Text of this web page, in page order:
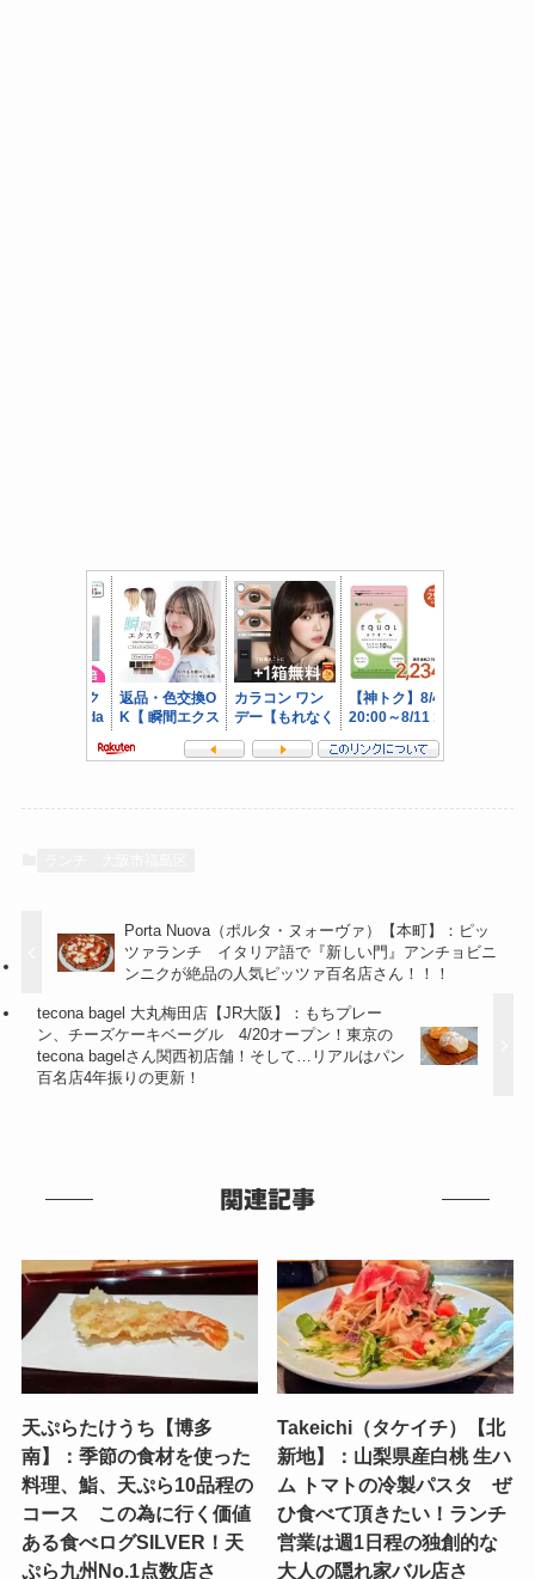
Porta Nuova（ポルタ・ヌォーヴァ）【本町】：ピッ
ツァランチ イタリア語で『新しい門』アンチョビニ
ンニクが絶品の人気ピッツァ百名店さん！！！
tecona bagel 大丸梅田店【JR大阪】：もちプレー
ン、チーズケーキベーグル 4/20オープン！東京の
tecona bagelさん関西初店舗！そして…リアルはパン
百名店4年振りの更新！
関連記事
天ぷらたけうち【博多
南】：季節の食材を使った
料理、鮨、天ぷら10品程の
コース この為に行く価値
ある食べログSILVER！天
ぷら九州No.1点数店さ
Takeichi（タケイチ）【北
新地】：山梨県産白桃 生ハ
ム トマトの冷製パスタ ぜ
ひ食べて頂きたい！ランチ
営業は週1日程の独創的な
大人の隠れ家バル店さ